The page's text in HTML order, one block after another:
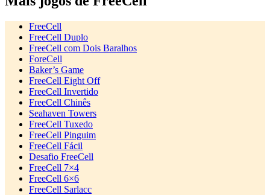
FreeCell
FreeCell Duplo
FreeCell com Dois Baralhos
ForeCell
Baker’s Game
FreeCell Eight Off
FreeCell Invertido
FreeCell Chinês
Seahaven Towers
FreeCell Tuxedo
FreeCell Pinguim
FreeCell Fácil
Desafio FreeCell
FreeCell 7×4
FreeCell 6×6
FreeCell Sarlacc